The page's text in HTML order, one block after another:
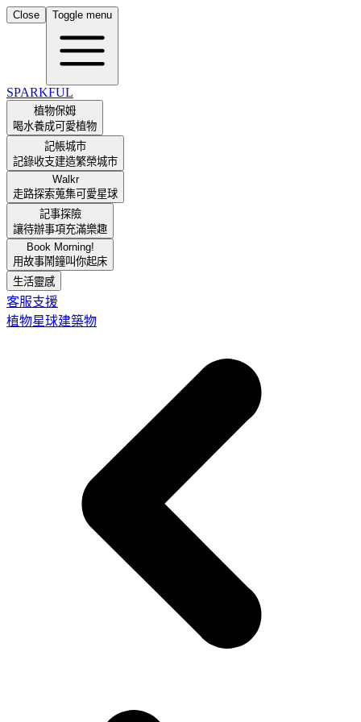
Close Toggle menu
SPARKFUL
植物保姆
喝水養成可愛植物
記帳城市
記錄收支建造繁榮城市
Walkr
走路探索蒐集可愛星球
記事探險
讓待辦事項充滿樂趣
Book Morning!
用故事鬧鐘叫你起床
生活靈感
客服支援
植物星球建築物